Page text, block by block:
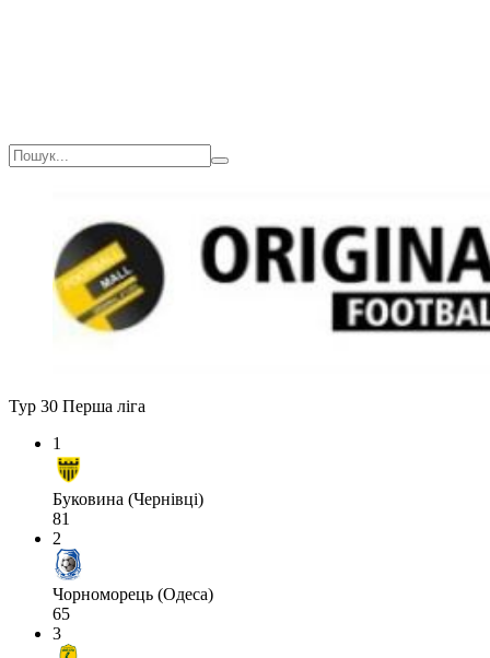
Тур 30 Перша ліга
1
Буковина (Чернівці)
81
2
Чорноморець (Одеса)
65
3